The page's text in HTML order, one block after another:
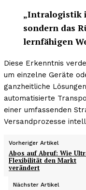
„Intralogistik
sondern das
lernfähigen
Diese Erkenntnis
um einzelne Geräte
ganzheitliche
automatisierte
einer umfassenden
Versandprozesse
Vorheriger Artikel
Abos auf Abruf: Wie
Flexibilität den Markt
verändert
Nächster Artikel